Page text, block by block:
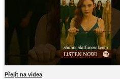
Přejít na videa